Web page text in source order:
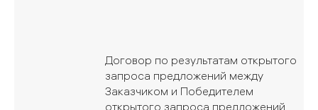
Договор по результатам открытого
запроса предложений между
Заказчиком и Победителем
открытого запроса предложений